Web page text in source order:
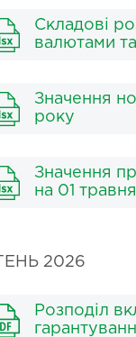
Складові
валютами
Значення
року
Значення
на 01
2026
Розподіл